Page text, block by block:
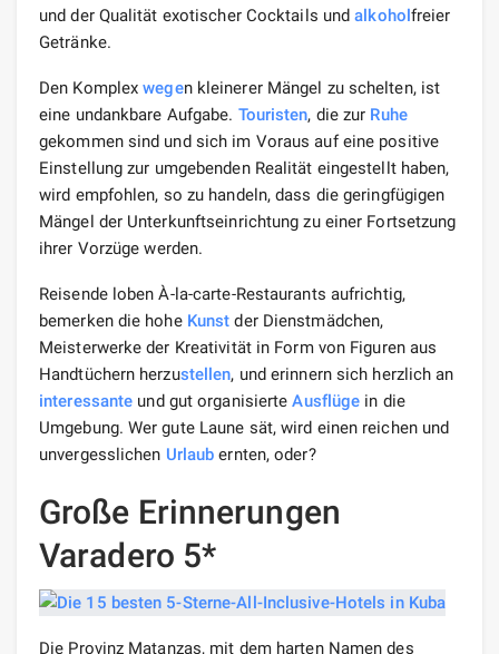
und der Qualität exotischer Cocktails undalkoholfreier
Getränke.
Den Komplexwegen kleinerer Mängel zu schelten, ist
eine undankbare Aufgabe. Touristen, die zur Ruhe
gekommen sind und sich im Voraus auf eine positive
Einstellung zur umgebenden Realität eingestellt haben,
wird empfohlen, so zu handeln, dass die geringfügigen
Mängel der Unterkunftseinrichtung zu einer Fortsetzung
ihrer Vorzüge werden.
Reisende loben À-la-carte-Restaurants aufrichtig,
bemerken die hohe Kunst der Dienstmädchen,
Meisterwerke der Kreativität in Form von Figuren aus
Handtüchern herzustellen, und erinnern sich herzlich an
interessante und gut organisierteAusflüge in die
Umgebung. Wer gute Laune sät, wird einen reichen und
unvergesslichen Urlaub ernten, oder?
Große Erinnerungen
Varadero 5*
Die Provinz Matanzas, mit dem harten Namen des